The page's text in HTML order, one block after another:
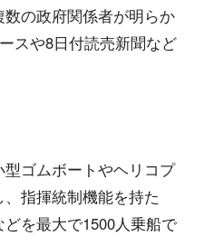
の政府関係者が明らか
スや8日付読売新聞など
ゴムボートやヘリコプ
指揮統制機能を持た
を最大で1500人乗船で